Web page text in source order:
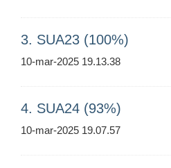
3. SUA23 (100%)
10-mar-2025 19.13.38
4. SUA24 (93%)
10-mar-2025 19.07.57